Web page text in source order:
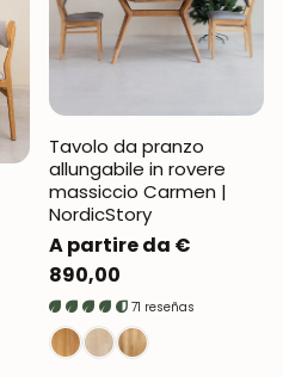
Tavolo da pranzo
allungabile in rovere
massiccio Carmen |
NordicStory
Prezzo
normale
A partire da €
890,00
71 reseñas